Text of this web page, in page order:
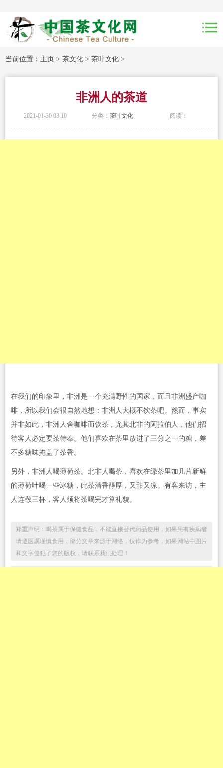
当前位置： 主页 >茶文化 >茶叶文化 >
非洲人的茶道
2021-01-30 03:10 分类： 茶叶文化 阅读：
在我们的印象里，非洲是一个充满野性的国家，而且非洲盛产咖
啡，所以我们会很自然地想：非洲人大概不饮茶吧。然而，事实
并非如此，非洲人舍咖啡而饮茶，尤其北非的阿拉伯人，他们招
待客人必定要茶侍奉。他们喜欢在茶里放进了三分之一的糖，差
不多糖味掩盖了茶香。
另外，非洲人喝薄荷茶。北非人喝茶，喜欢在绿茶里加几片新鲜
的薄荷叶喝一些冰糖，此茶清香醇厚，又甜又凉。有客来访，主
人连敬三杯，客人须将茶喝完才算礼貌。
郑重声明：喝茶属于保健食品，不能直接替代药品使用，如果患有疾病者
请遵医嘱谨慎食用，部分文章来源于网络，仅作为参考，如果网站中图片
和文字侵犯了您的版权，请联系我们处理！